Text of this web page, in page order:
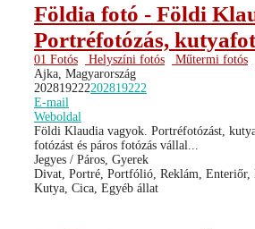
Földia fotó - Földi
Portréfotózás,
01 Fotós Helyszíni fotós Műtermi fotós
Ajka, Magyarország
202819222202819222
E-mail
Weboldal
Földi Klaudia vagyok. Portréfotózást,
fotózást és páros fotózás vállal...
Jegyes / Páros, Gyerek
Divat, Portré, Portfólió, Reklám, Enteriőr,
Kutya, Cica, Egyéb állat